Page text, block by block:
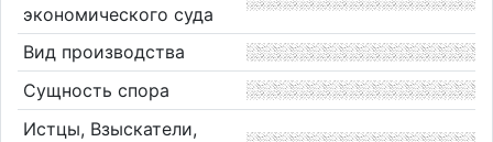
экономического суда
Вид производства
Сущность спора
Истцы, Взыскатели,